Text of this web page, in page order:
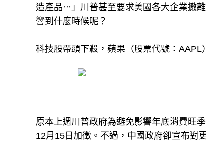
造產品⋯」川普甚至要求美國各大企業撤
響到什麼時候呢？
科技股帶頭下殺，蘋果（股票代號：AAPL
原本上週川普政府為避免影響年底消費旺
12月15日加徵。不過，中國政府卻宣布對